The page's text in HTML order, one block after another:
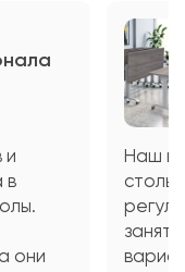
и
в
они
Наш
столы